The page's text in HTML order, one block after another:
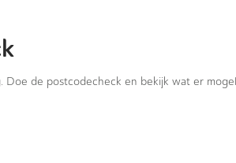
Doe de postcodecheck en bekijk wat er